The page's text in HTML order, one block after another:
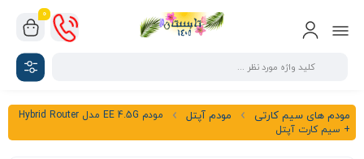
0
مودم های سیم کارتی مودم آپتل
مودم EE 4.5G مدل Hybrid Router
+ سیم کارت آپتل